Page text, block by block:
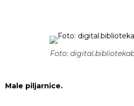
Foto:
Male piljarnice.